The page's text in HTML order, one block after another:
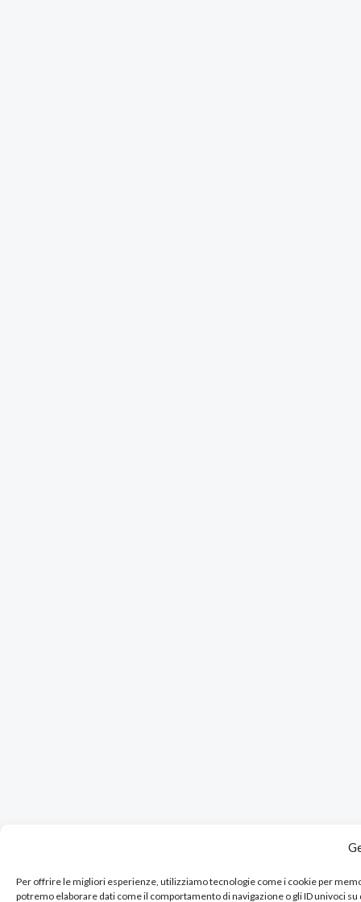
Per offrire le migliori esperienze, utilizziamo tecnologie come i cookie per
potremo elaborare dati come il comportamento di navigazione o gli ID univoci